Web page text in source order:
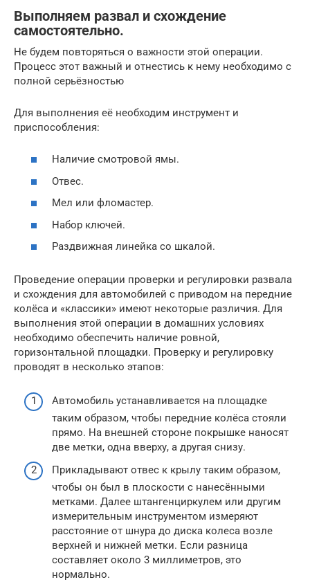
Выполняем развал и схождение
самостоятельно.
Не будем повторяться о важности этой операции.
Процесс этот важный и отнестись к нему необходимо с
полной серьёзностью
Для выполнения её необходим инструмент и
приспособления:
Наличие смотровой ямы.
Отвес.
Мел или фломастер.
Набор ключей.
Раздвижная линейка со шкалой.
Проведение операции проверки и регулировки развала
и схождения для автомобилей с приводом на передние
колёса и «классики» имеют некоторые различия. Для
выполнения этой операции в домашних условиях
необходимо обеспечить наличие ровной,
горизонтальной площадки. Проверку и регулировку
проводят в несколько этапов:
Автомобиль устанавливается на площадке
таким образом, чтобы передние колёса стояли
прямо. На внешней стороне покрышке наносят
две метки, одна вверху, а другая снизу.
Прикладывают отвес к крылу таким образом,
чтобы он был в плоскости с нанесёнными
метками. Далее штангенциркулем или другим
измерительным инструментом измеряют
расстояние от шнура до диска колеса возле
верхней и нижней метки. Если разница
составляет около 3 миллиметров, это
нормально.